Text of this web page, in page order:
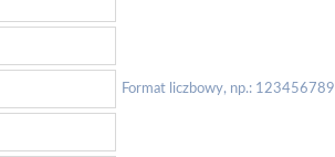
Format liczbowy, np.: 123456789